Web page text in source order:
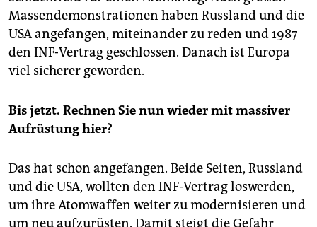
Massendemonstrationen haben Russland und die
USA angefangen, miteinander zu reden und 1987
den INF-Vertrag geschlossen. Danach ist Europa
viel sicherer geworden.
Bis jetzt. Rechnen Sie nun wieder mit massiver
Aufrüstung hier?
Das hat schon angefangen. Beide Seiten, Russland
und die USA, wollten den INF-Vertrag loswerden,
um ihre Atomwaffen weiter zu modernisieren und
um neu aufzurüsten. Damit steigt die Gefahr